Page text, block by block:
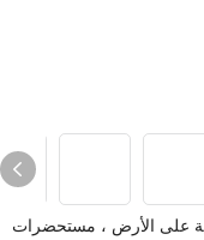
على الأرض ، مستحضرات